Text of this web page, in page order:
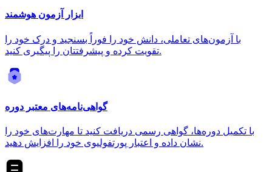
ابزار آزمون هوشمند
با آزمون‌های تعاملی، دانش خود را فوراً بسنجید و درک خود را
تقویت کرده و پیشرفتتان را پیگیری کنید.
گواهی‌نامه‌های معتبر دوره
با تکمیل دوره‌ها، گواهی رسمی دریافت کنید تا مهارت‌های خود را
نشان داده و اعتبار پورتفولیوی خود را افزایش دهید.